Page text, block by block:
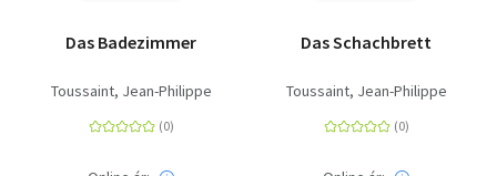
Das Badezimmer
Toussaint, Jean-Philippe
Das Schachbrett
Toussaint, Jean-Philippe